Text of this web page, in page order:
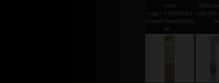
stola
sogg.s.francesco e
simbolo francescano
filo ...
Stola
seta